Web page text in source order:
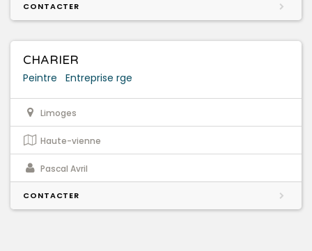
CONTACTER
CHARIER
Peintre Entreprise rge
Limoges
Haute-vienne
Pascal Avril
CONTACTER